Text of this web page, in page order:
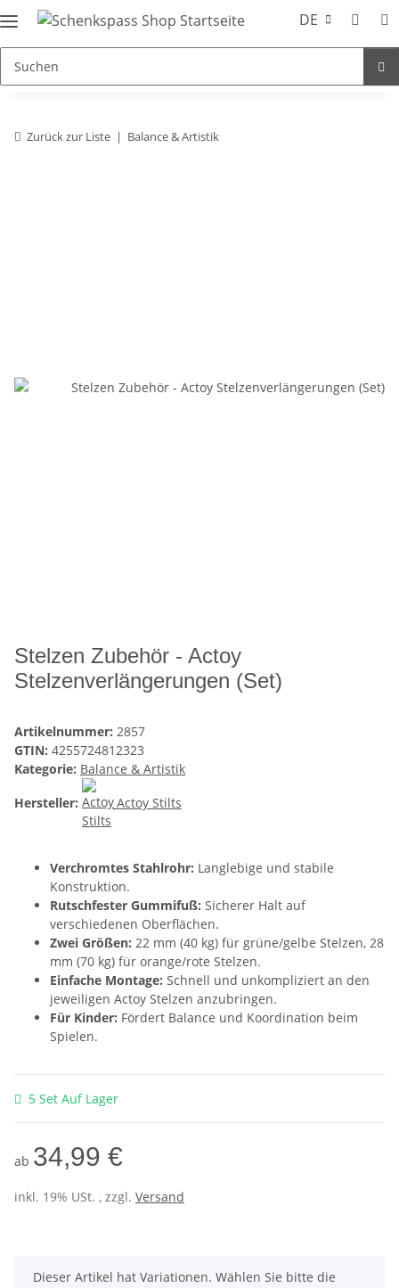
DE
Zurück zur Liste Balance & Artistik
Stelzen Zubehör - Actoy
Stelzenverlängerungen (Set)
Artikelnummer: 2857
GTIN: 4255724812323
Kategorie: Balance & Artistik
Hersteller:
Actoy Stilts
Verchromtes Stahlrohr: Langlebige und stabile
Konstruktion.
Rutschfester Gummifuß: Sicherer Halt auf
verschiedenen Oberflächen.
Zwei Größen: 22 mm (40 kg) für grüne/gelbe Stelzen, 28
mm (70 kg) für orange/rote Stelzen.
Einfache Montage: Schnell und unkompliziert an den
jeweiligen Actoy Stelzen anzubringen.
Für Kinder: Fördert Balance und Koordination beim
Spielen.
5 Set Auf Lager
ab 34,99 €
inkl. 19% USt. , zzgl. Versand
x
Dieser Artikel hat Variationen. Wählen Sie bitte die